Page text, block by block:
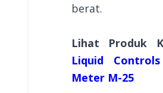
berat.
Lihat Produk
Liquid
Meter M-25